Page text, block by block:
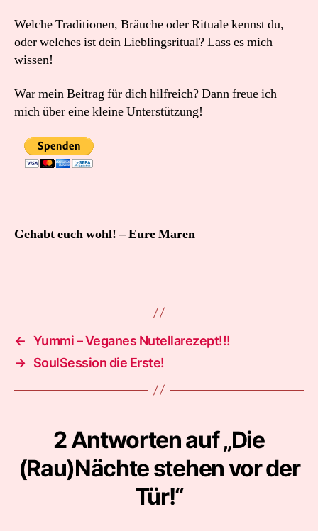
Welche Traditionen, Bräuche oder Rituale kennst du,
oder welches ist dein Lieblingsritual? Lass es mich
wissen!
War mein Beitrag für dich hilfreich? Dann freue ich
mich über eine kleine Unterstützung!
Gehabt euch wohl! – Eure Maren
← Yummi – Veganes Nutellarezept!!!
→ SoulSession die Erste!
2 Antworten auf „Die
(Rau)Nächte stehen vor der
Tür!“